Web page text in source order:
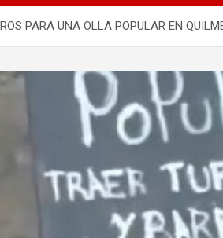
PARA UNA OLLA POPULAR EN